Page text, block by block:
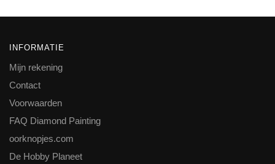
INFORMATIE
Mijn rekening
Contact
Voorwaarden
FAQ Diamond Painting
oorknopjes.com
De Hobby Planeet